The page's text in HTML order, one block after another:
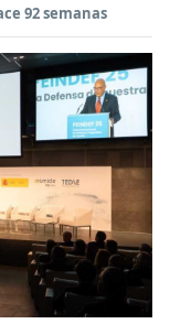
92 semanas